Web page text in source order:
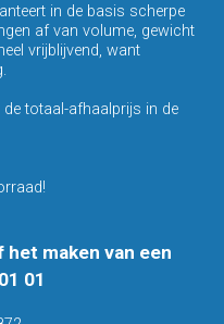
in de basis scherpe
af van volume, gewicht
vrijblijvend, want
totaal-afhaalprijs in de
maken van een
01